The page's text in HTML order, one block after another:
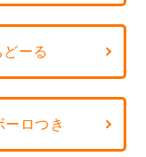
ーる
ーロつき